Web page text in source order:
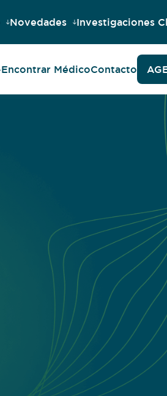
Novedades Investigaciones
Encontrar MédicoContacto